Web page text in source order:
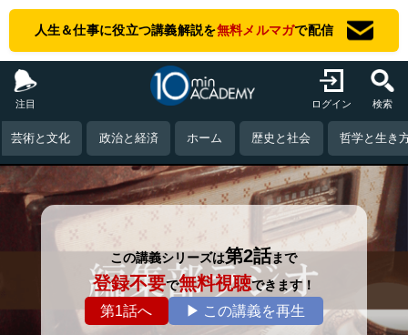
人生＆仕事に役立つ講義解説を無料メルマガで配信
注目 ログイン 検索
芸術と文化 政治と経済 ホーム 歴史と社会 哲学と生き
この講義シリーズは第2話まで
登録不要で無料視聴できます！
第1話へ ▶ この講義を再生